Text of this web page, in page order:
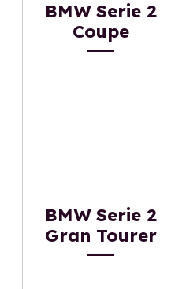
BMW Serie 2
Coupe
BMW Serie 2
Gran Tourer